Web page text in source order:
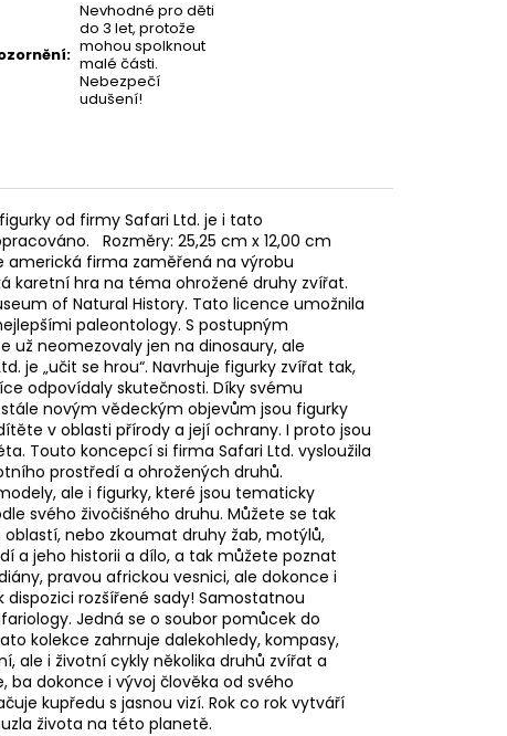
:
Nevhodné pro děti
do 3 let, protože
mohou spolknout
malé části.
Nebezpečí
udušení!
od firmy Safari Ltd. je i tato
Rozměry: 25,25 cm x 12,00 cm
americká firma zaměřená na výrobu
karetní hra na téma ohrožené druhy zvířat.
of Natural History. Tato licence umožnila
paleontology. S postupným
už neomezovaly jen na dinosaury, ale
je „učit se hrou“. Navrhuje figurky zvířat tak,
odpovídaly skutečnosti. Díky svému
novým vědeckým objevům jsou figurky
v oblasti přírody a její ochrany. I proto jsou
Touto koncepcí si firma Safari Ltd. vysloužila
prostředí a ohrožených druhů.
ale i figurky, které jsou tematicky
svého živočišného druhu. Můžete se tak
nebo zkoumat druhy žab, motýlů,
a jeho historii a dílo, a tak můžete poznat
pravou africkou vesnici, ale dokonce i
rozšířené sady! Samostatnou
Jedná se o soubor pomůcek do
kolekce zahrnuje dalekohledy, kompasy,
ale i životní cykly několika druhů zvířat a
ba dokonce i vývoj člověka od svého
kupředu s jasnou vizí. Rok co rok vytváří
života na této planetě.